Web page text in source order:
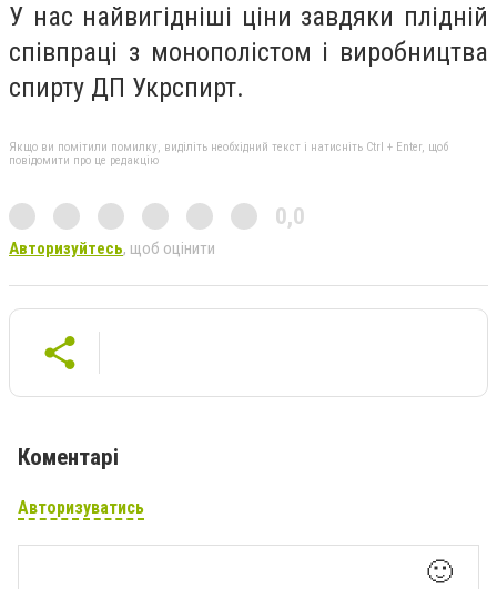
У нас найвигідніші ціни завдяки плідній
співпраці з монополістом і виробництва
спирту ДП Укрспирт.
Якщо ви помітили помилку, виділіть необхідний текст і натисніть Ctrl + Enter, щоб
повідомити про це редакцію
0,0
Авторизуйтесь, щоб оцінити
Коментарі
Авторизуватись
🙂